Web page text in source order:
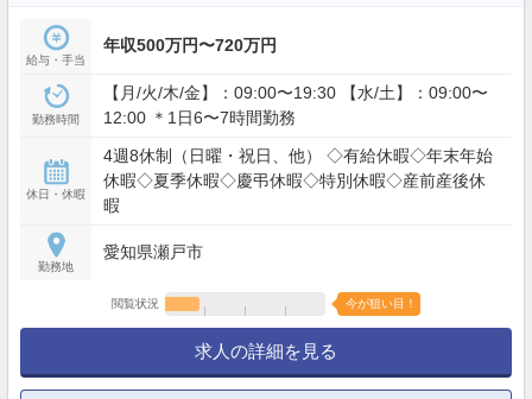
給与・手当
年収500万円〜720万円
勤務時間
【月/火/木/金】：09:00〜19:30 【水/土】：09:00〜
12:00 ＊1日6〜7時間勤務
休日・休暇
4週8休制（日曜・祝日、他） ◇有給休暇◇年末年始
休暇◇夏季休暇◇慶弔休暇◇特別休暇◇産前産後休
暇
勤務地
愛知県瀬戸市
閲覧状況 今が狙い目！
求人の詳細を見る